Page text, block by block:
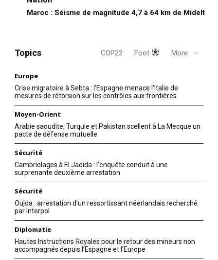
Maroc : Séisme de magnitude 4,7 à 64 km de Midelt
Topics COP22 Foot More
Europe
Crise migratoire à Sebta : l’Espagne menace l’Italie de
mesures de rétorsion sur les contrôles aux frontières
Moyen-Orient
Arabie saoudite, Turquie et Pakistan scellent à La Mecque un
pacte de défense mutuelle
Sécurité
Cambriolages à El Jadida : l’enquête conduit à une
surprenante deuxième arrestation
Sécurité
Oujda : arrestation d’un ressortissant néerlandais recherché
par Interpol
Diplomatie
Hautes Instructions Royales pour le retour des mineurs non
accompagnés depuis l’Espagne et l’Europe